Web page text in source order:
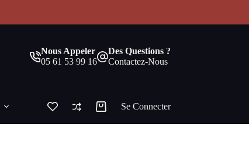
Nous Appeler
05 61 53 99 16
Des Questions ?
Contactez-Nous
Panier
Se Connecter